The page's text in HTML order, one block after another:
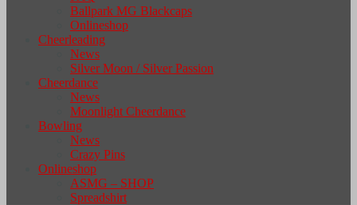
Ballpark MG Blackcaps
Onlineshop
Cheerleading
News
Silver Moon / Silver Passion
Cheerdance
News
Moonlight Cheerdance
Bowling
News
Crazy Pins
Onlineshop
ASMG – SHOP
Spreadshirt